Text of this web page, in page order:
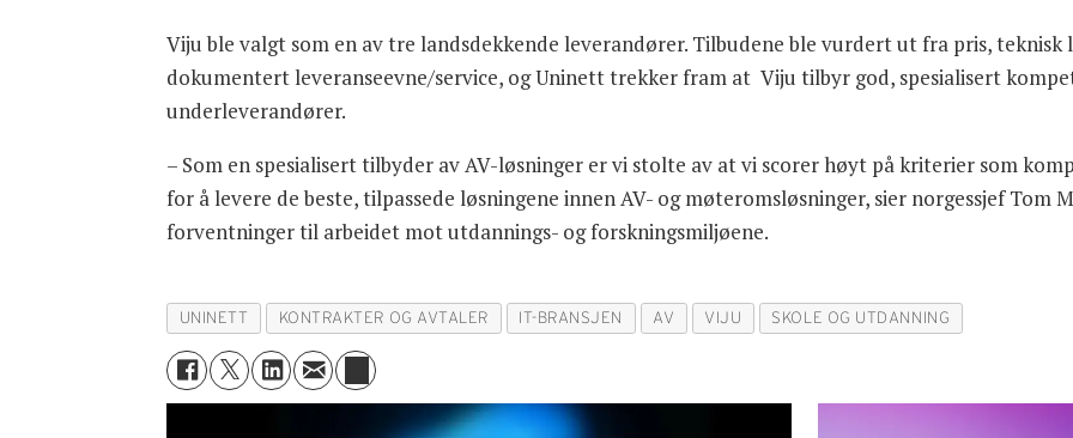
Viju ble valgt som en av tre landsdekkende leverandører. Tilbudene ble vurdert ut fra pris,
dokumentert leveranseevne/service, og Uninett trekker fram at Viju tilbyr god, spesialisert
underleverandører.
– Som en spesialisert tilbyder av AV-løsninger er vi stolte av at vi scorer høyt på kriterier som
for å levere de beste, tilpassede løsningene innen AV- og møteromsløsninger, sier norgessjef Tom
forventninger til arbeidet mot utdannings- og forskningsmiljøene.
UNINETT KONTRAKTER OG AVTALER IT-BRANSJEN AV VIJU SKOLE OG UTDANNING